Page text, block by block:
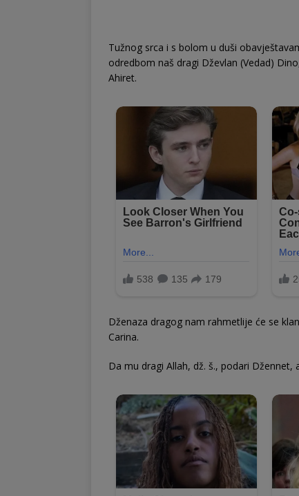
Tužnog srca i s bolom u duši
odredbom naš dragi Dževlan (Vedad)
Ahiret.
Dženaza dragog nam rahmetlije će se
Carina.
Da mu dragi Allah, dž. š., podari Džennet,